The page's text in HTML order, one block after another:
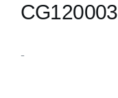
CG120003
-